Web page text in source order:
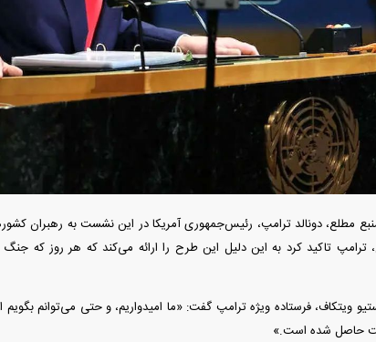
مطلع، دونالد ترامپ، رئیس‌جمهوری آمریکا در این نشست به رهبران
ترامپ تاکید کرد به این دلیل این طرح را ارائه می‌کند که هر روز که جنگ
ویتکاف، فرستاده ویژه ترامپ گفت: «ما امیدواریم، و حتی می‌توانم بگویم
حاصل شده است.»
شد/ اولین
+ جدول
هجوم خودروسازان چینی به اروپا؛ آیا
کارخانه‌های بحران‌زده نجات پیدا می‌کنند؟
واردات خودرو از
داغی که بازار
میلی‌آمپرساعتی